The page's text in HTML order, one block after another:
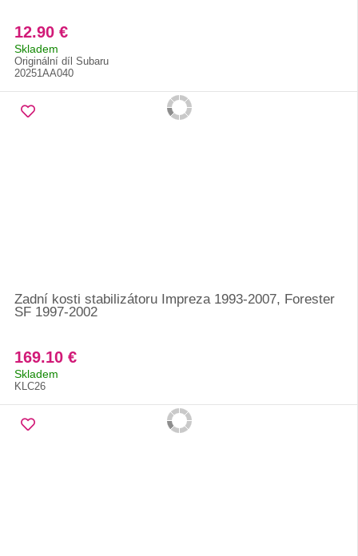
12.90 €
Skladem
Originální díl Subaru
20251AA040
Zadní kosti stabilizátoru Impreza 1993-2007, Forester
SF 1997-2002
169.10 €
Skladem
KLC26